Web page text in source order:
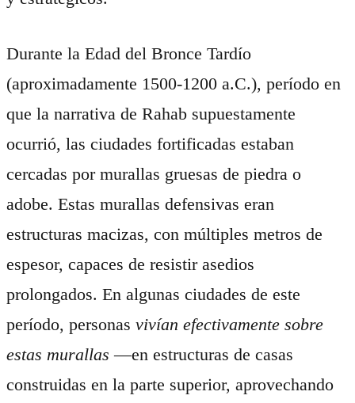
Durante la Edad del Bronce Tardío
(aproximadamente 1500-1200 a.C.), período en
que la narrativa de Rahab supuestamente
ocurrió, las ciudades fortificadas estaban
cercadas por murallas gruesas de piedra o
adobe. Estas murallas defensivas eran
estructuras macizas, con múltiples metros de
espesor, capaces de resistir asedios
prolongados. En algunas ciudades de este
período, personas vivían efectivamente sobre
estas murallas —en estructuras de casas
construidas en la parte superior, aprovechando